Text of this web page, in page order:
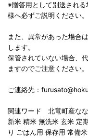
※贈答用として別送され
様へ必ずご説明ください。
また、異常があった場合
します。
保管されていない場合、
ますのでご注意ください。
ご連絡先：
関連ワード 北竜町産な
新米 精米 無洗米 玄米 定
り ごはん用 保存用 常備